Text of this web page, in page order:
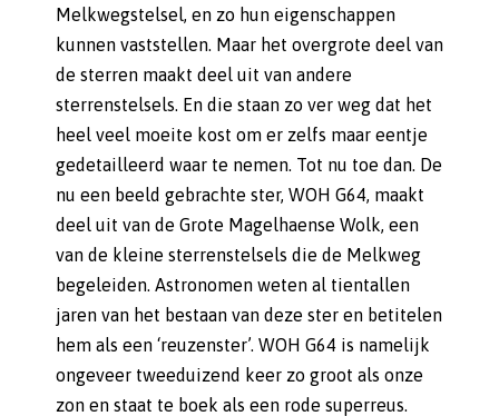
Melkwegstelsel, en zo hun eigenschappen
kunnen vaststellen. Maar het overgrote deel van
de sterren maakt deel uit van andere
sterrenstelsels. En die staan zo ver weg dat het
heel veel moeite kost om er zelfs maar eentje
gedetailleerd waar te nemen. Tot nu toe dan. De
nu een beeld gebrachte ster, WOH G64, maakt
deel uit van de Grote Magelhaense Wolk, een
van de kleine sterrenstelsels die de Melkweg
begeleiden. Astronomen weten al tientallen
jaren van het bestaan van deze ster en betitelen
hem als een ‘reuzenster’. WOH G64 is namelijk
ongeveer tweeduizend keer zo groot als onze
zon en staat te boek als een rode superreus.